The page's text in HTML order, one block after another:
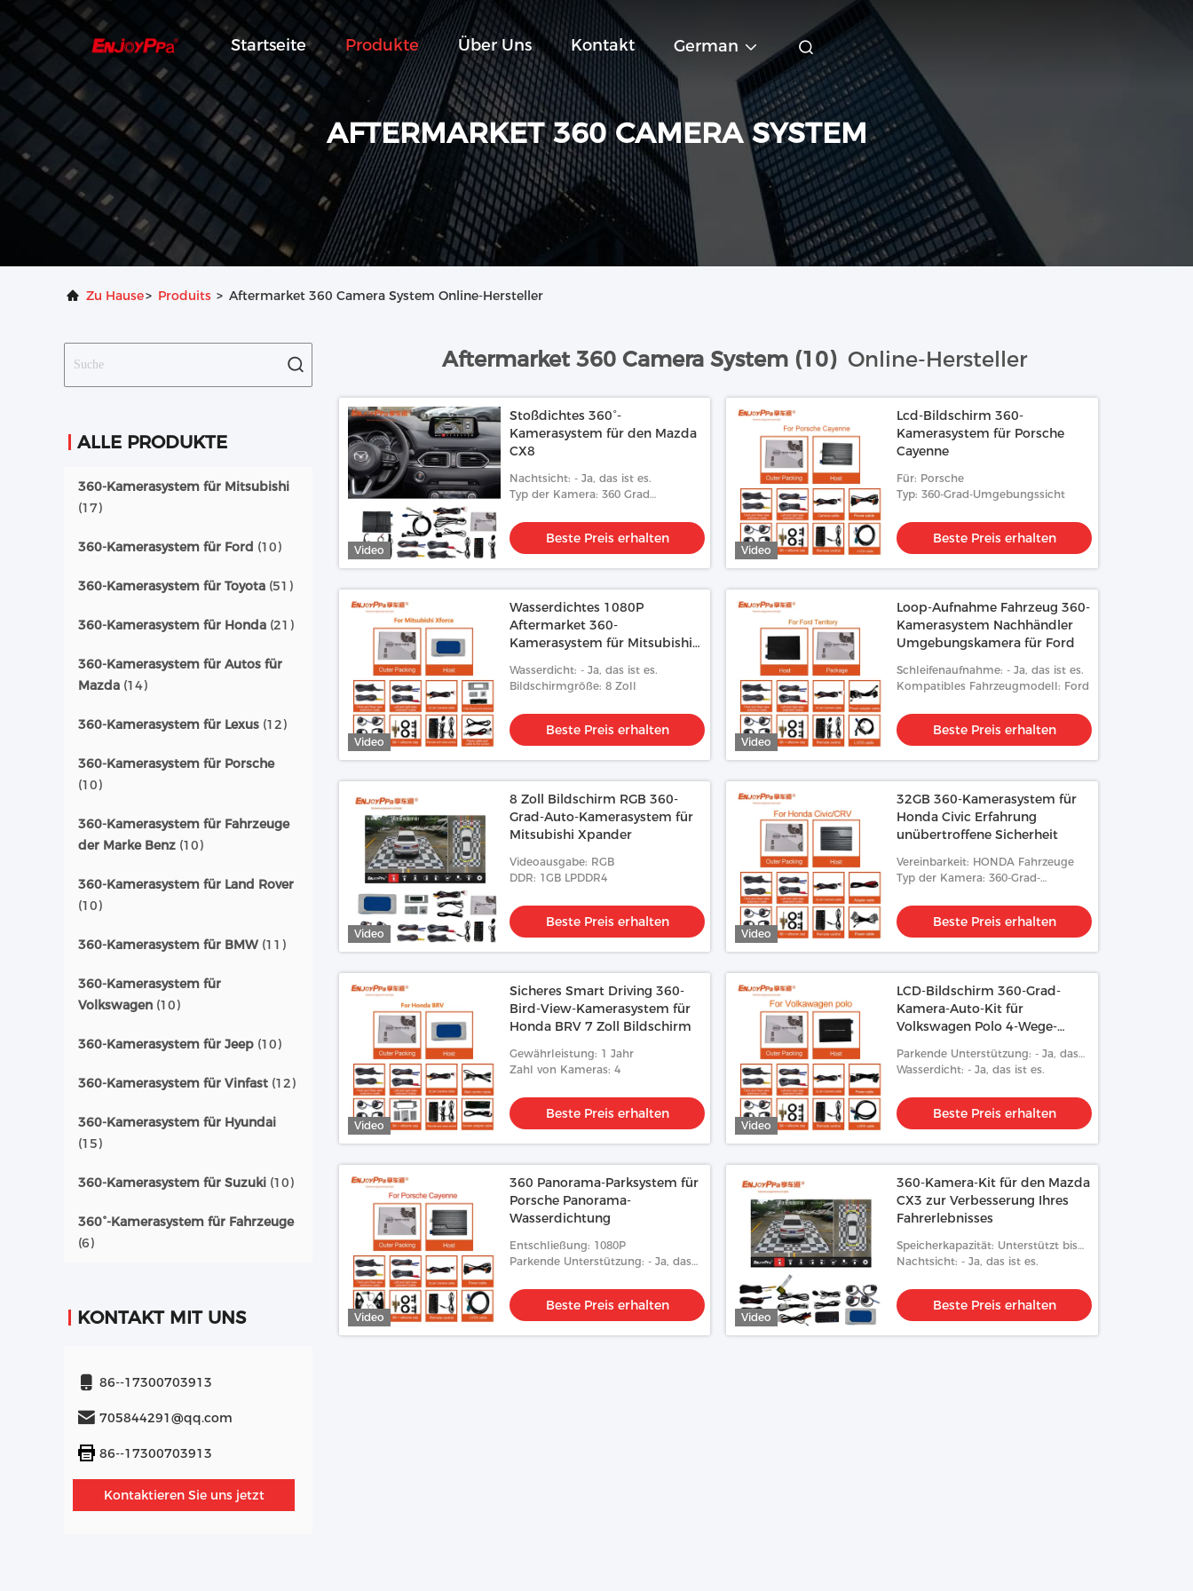
Startseite Produkte Über Uns Kontakt German
AFTERMARKET 360 CAMERA SYSTEM
Zu Hause> Produits > Aftermarket 360 Camera System Online-Hersteller
ALLE PRODUKTE
360-Kamerasystem für Mitsubishi
(17)
360-Kamerasystem für Ford (10)
360-Kamerasystem für Toyota (51)
360-Kamerasystem für Honda (21)
360-Kamerasystem für Autos für
Mazda (14)
360-Kamerasystem für Lexus (12)
360-Kamerasystem für Porsche
(10)
360-Kamerasystem für Fahrzeuge
der Marke Benz (10)
360-Kamerasystem für Land Rover
(10)
360-Kamerasystem für BMW (11)
360-Kamerasystem für
Volkswagen (10)
360-Kamerasystem für Jeep (10)
360-Kamerasystem für Vinfast (12)
360-Kamerasystem für Hyundai
(15)
360-Kamerasystem für Suzuki (10)
360°-Kamerasystem für Fahrzeuge
(6)
KONTAKT MIT UNS
86--17300703913
705844291@qq.com
86--17300703913
Kontaktieren Sie uns jetzt
Aftermarket 360 Camera System (10) Online-Hersteller
Video
Stoßdichtes 360°-
Kamerasystem für den Mazda
CX8
Nachtsicht: - Ja, das ist es.
Typ der Kamera: 360 Grad
Beste Preis erhalten
Video
Lcd-Bildschirm 360-
Kamerasystem für Porsche
Cayenne
Für: Porsche
Typ: 360-Grad-Umgebungssicht
Beste Preis erhalten
Video
Wasserdichtes 1080P
Aftermarket 360-
Kamerasystem für Mitsubishi
Wasserdicht: - Ja, das ist es.
Bildschirmgröße: 8 Zoll
Beste Preis erhalten
Video
Loop-Aufnahme Fahrzeug 360-
Kamerasystem Nachhändler
Umgebungskamera für Ford
Schleifenaufnahme: - Ja, das ist es.
Kompatibles Fahrzeugmodell: Ford
Beste Preis erhalten
Video
8 Zoll Bildschirm RGB 360-
Grad-Auto-Kamerasystem für
Mitsubishi Xpander
Videoausgabe: RGB
DDR: 1GB LPDDR4
Beste Preis erhalten
Video
32GB 360-Kamerasystem für
Honda Civic Erfahrung
unübertroffene Sicherheit
Vereinbarkeit: HONDA Fahrzeuge
Typ der Kamera: 360-Grad-
Beste Preis erhalten
Video
Sicheres Smart Driving 360-
Bird-View-Kamerasystem für
Honda BRV 7 Zoll Bildschirm
Gewährleistung: 1 Jahr
Zahl von Kameras: 4
Beste Preis erhalten
Video
LCD-Bildschirm 360-Grad-
Kamera-Auto-Kit für
Volkswagen Polo 4-Wege-
Parkende Unterstützung: - Ja, das
ist es.
Wasserdicht: - Ja, das ist es.
Beste Preis erhalten
Video
360 Panorama-Parksystem für
Porsche Panorama-
Wasserdichtung
Entschließung: 1080P
Parkende Unterstützung: - Ja, das
Beste Preis erhalten
Video
360-Kamera-Kit für den Mazda
CX3 zur Verbesserung Ihres
Fahrerlebnisses
Speicherkapazität: Unterstützt bis
zu 128 GB
Nachtsicht: - Ja, das ist es.
Beste Preis erhalten